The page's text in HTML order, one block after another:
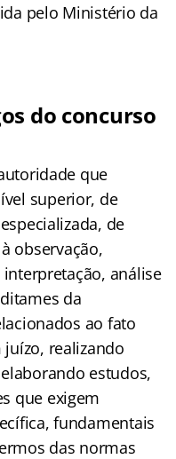
pelo Ministério da
do concurso
que
superior, de
de
observação,
análise
da
ao fato
realizando
estudos,
que exigem
fundamentais
das normas